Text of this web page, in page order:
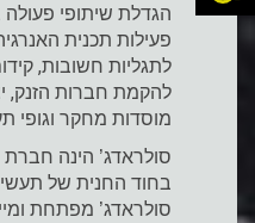
הגדלת שיתופי פעולה
פעילות תכנית
לתגליות חשובות,
להקמת חברות הזנק,
מוסדות מחקר וגופי
סולראדג’ הינה
בחוד החנית של
סולראדג’ מפתחת